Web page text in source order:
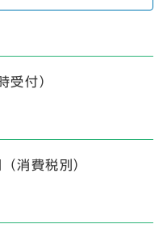
受付）
消費税別）